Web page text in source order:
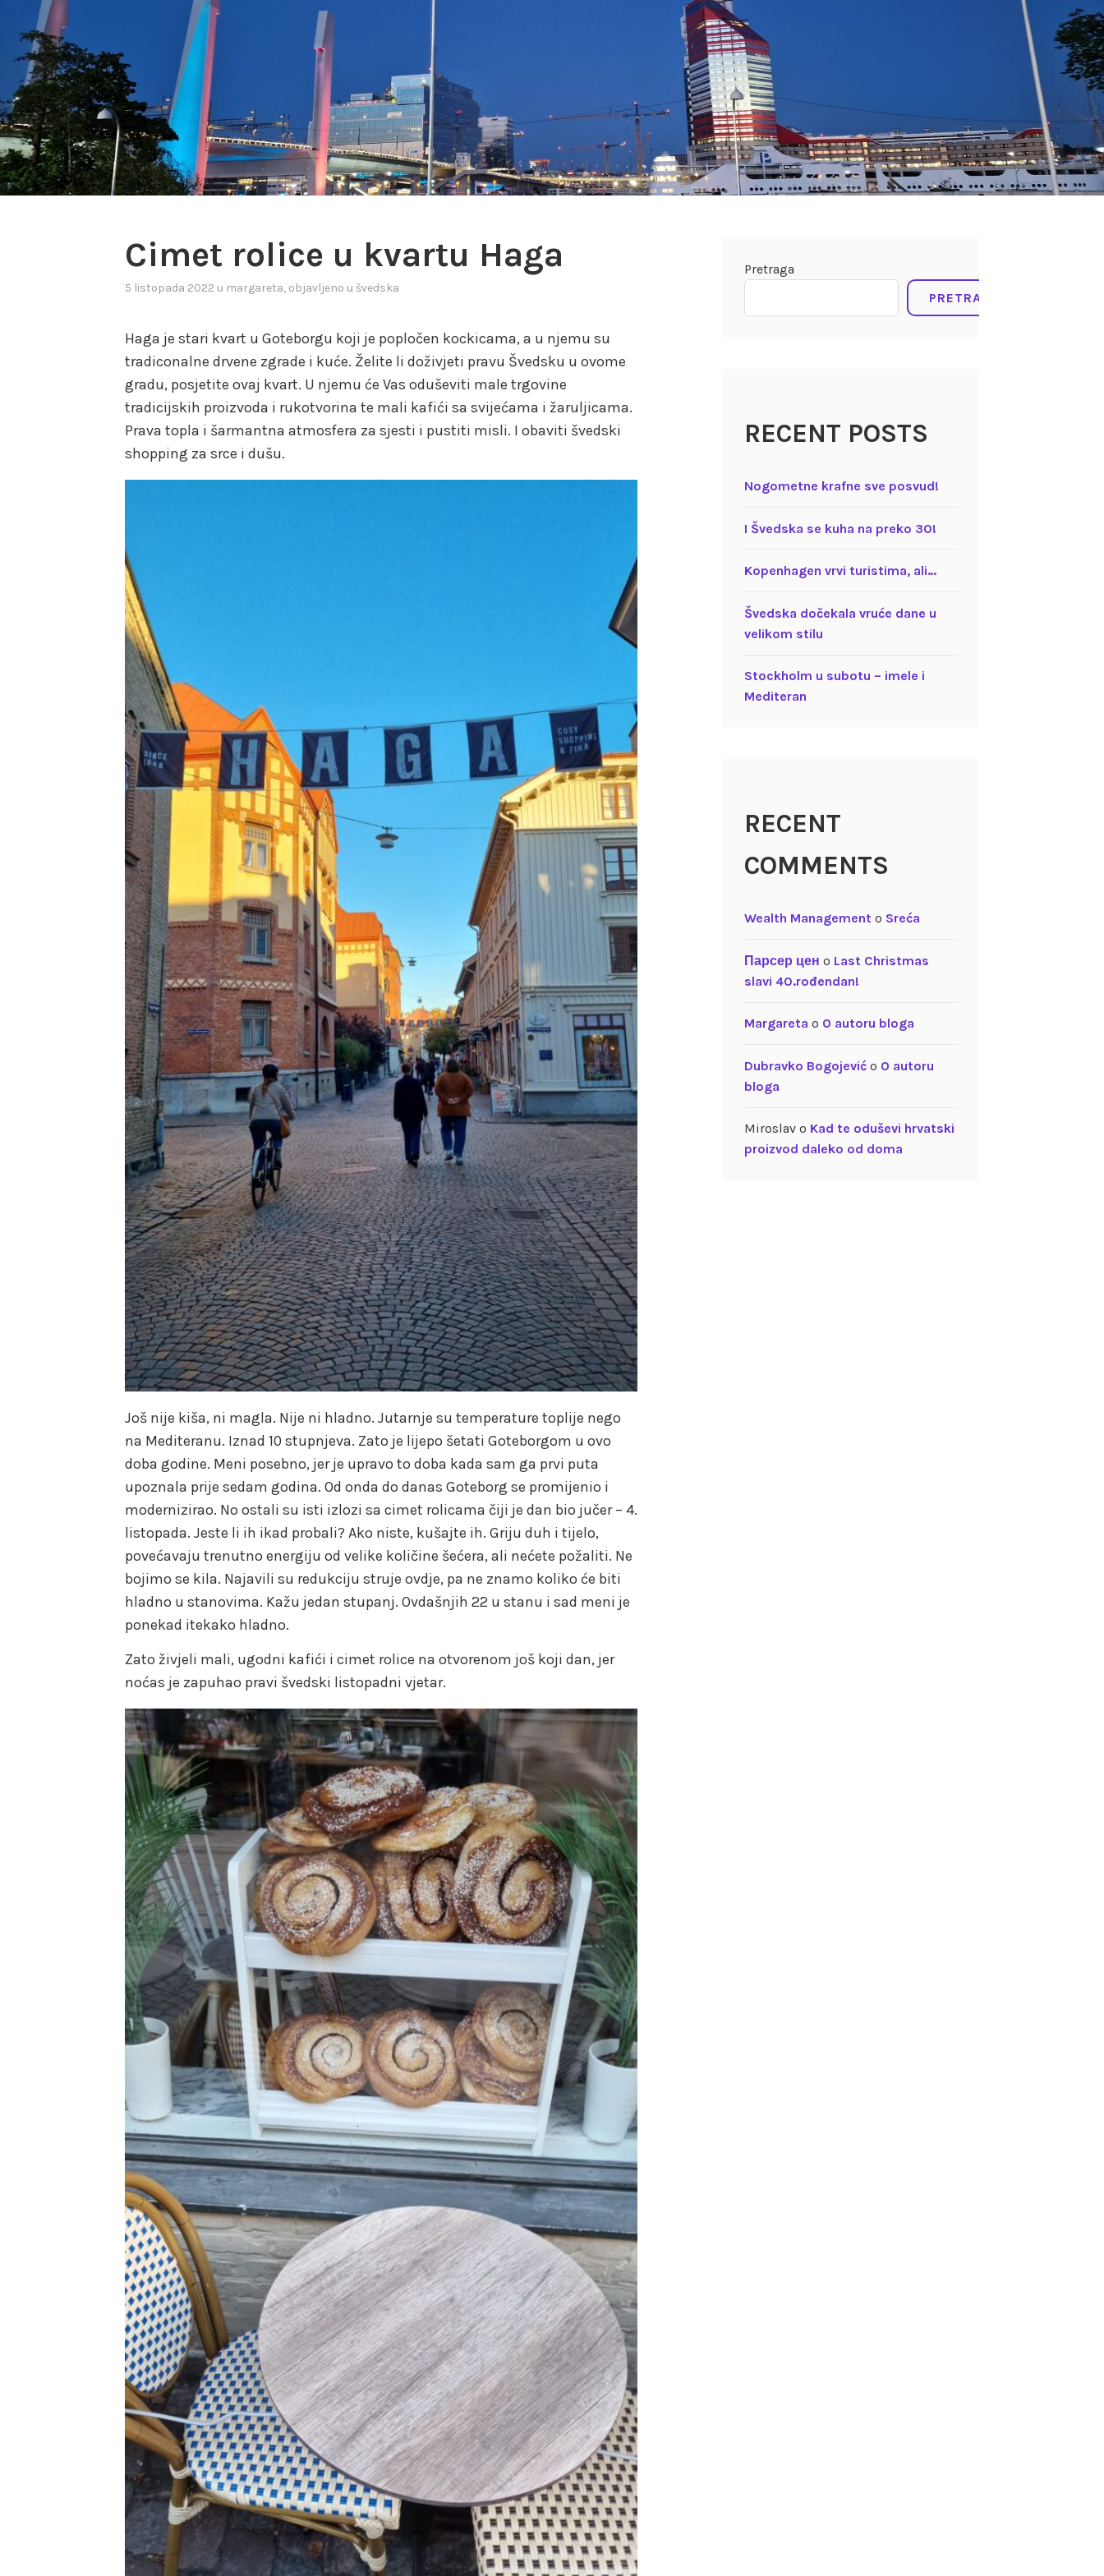
Cimet rolice u kvartu Haga
5 listopada 2022 u margareta, objavljeno u švedska
Haga je stari kvart u Goteborgu koji je popločen kockicama, a u njemu su
tradiconalne drvene zgrade i kuće. Želite li doživjeti pravu Švedsku u ovome
gradu, posjetite ovaj kvart. U njemu će Vas oduševiti male trgovine
tradicijskih proizvoda i rukotvorina te mali kafići sa svijećama i žaruljicama.
Prava topla i šarmantna atmosfera za sjesti i pustiti misli. I obaviti švedski
shopping za srce i dušu.
Još nije kiša, ni magla. Nije ni hladno. Jutarnje su temperature toplije nego
na Mediteranu. Iznad 10 stupnjeva. Zato je lijepo šetati Goteborgom u ovo
doba godine. Meni posebno, jer je upravo to doba kada sam ga prvi puta
upoznala prije sedam godina. Od onda do danas Goteborg se promijenio i
modernizirao. No ostali su isti izlozi sa cimet rolicama čiji je dan bio jučer – 4.
listopada. Jeste li ih ikad probali? Ako niste, kušajte ih. Griju duh i tijelo,
povećavaju trenutno energiju od velike količine šećera, ali nećete požaliti. Ne
bojimo se kila. Najavili su redukciju struje ovdje, pa ne znamo koliko će biti
hladno u stanovima. Kažu jedan stupanj. Ovdašnjih 22 u stanu i sad meni je
ponekad itekako hladno.
Zato živjeli mali, ugodni kafići i cimet rolice na otvorenom još koji dan, jer
noćas je zapuhao pravi švedski listopadni vjetar.
Pretraga
PRETRAGA
RECENT POSTS
Nogometne krafne sve posvud!
I Švedska se kuha na preko 30!
Kopenhagen vrvi turistima, ali…
Švedska dočekala vruće dane u
velikom stilu
Stockholm u subotu – imele i
Mediteran
RECENT
COMMENTS
Wealth Managemento Sreća
Парсер цен o Last Christmas
slavi 40.rođendan!
Margareta o O autoru bloga
Dubravko Bogojevićo O autoru
bloga
Miroslavo Kad te oduševi hrvatski
proizvod daleko od doma